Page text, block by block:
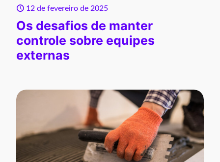
12 de fevereiro de 2025
Os desafios de manter
controle sobre equipes
externas